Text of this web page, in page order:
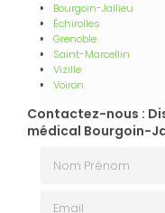
Bourgoin-Jallieu
Échirolles
Grenoble
Saint-Marcellin
Vizille
Voiron
Contactez-nous :
médical Bourgoin-